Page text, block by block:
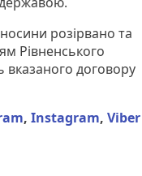
розірвано та
Рівненського
вказаного договору
,Instagram,Viber